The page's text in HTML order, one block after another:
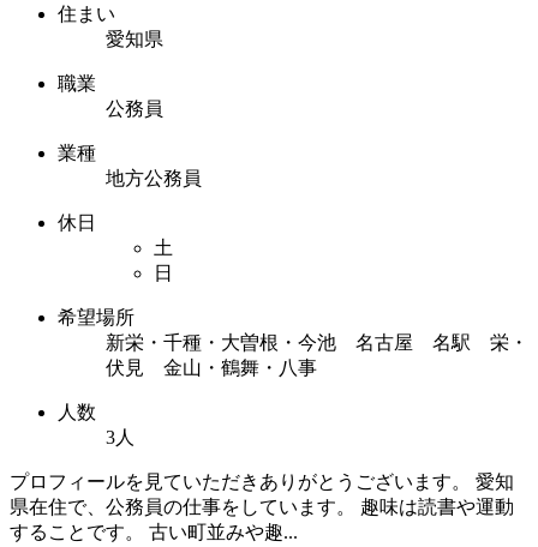
住まい
愛知県
職業
公務員
業種
地方公務員
休日
土
日
希望場所
新栄・千種・大曽根・今池 名古屋 名駅 栄・
伏見 金山・鶴舞・八事
人数
3人
プロフィールを見ていただきありがとうございます。 愛知
県在住で、公務員の仕事をしています。 趣味は読書や運動
することです。 古い町並みや趣...